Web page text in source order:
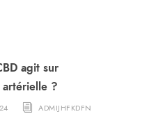
agit sur
artérielle ?
ADMIJHFKDFN